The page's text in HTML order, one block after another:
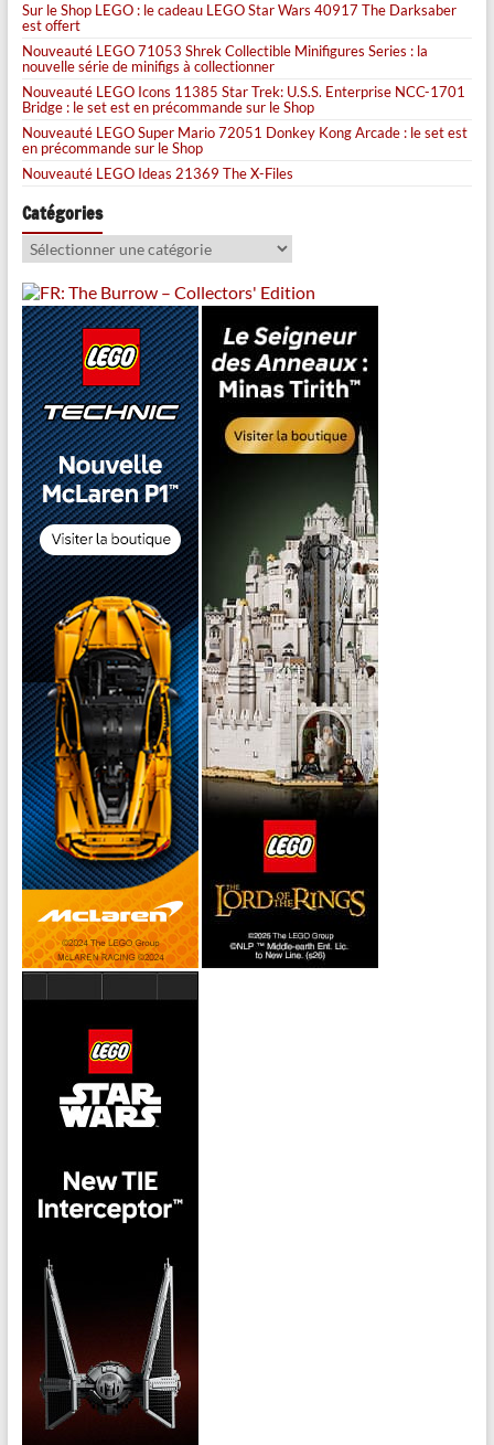
Sur le Shop LEGO : le cadeau LEGO Star Wars 40917 The Darksaber
est offert
Nouveauté LEGO 71053 Shrek Collectible Minifigures Series : la
nouvelle série de minifigs à collectionner
Nouveauté LEGO Icons 11385 Star Trek: U.S.S. Enterprise NCC-1701
Bridge : le set est en précommande sur le Shop
Nouveauté LEGO Super Mario 72051 Donkey Kong Arcade : le set est
en précommande sur le Shop
Nouveauté LEGO Ideas 21369 The X-Files
Catégories
Catégories